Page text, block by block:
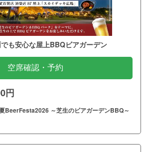
も安心な屋上BBQビアガーデン
空席確認・予約
円
BeerFesta2026 ～芝生のビアガーデンBBQ～